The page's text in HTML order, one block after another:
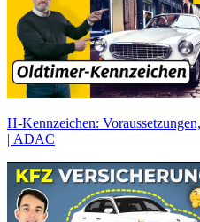
H-Kennzeichen:
| ADAC